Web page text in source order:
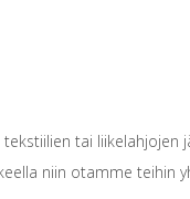
tai liikelahjojen
niin otamme teihin